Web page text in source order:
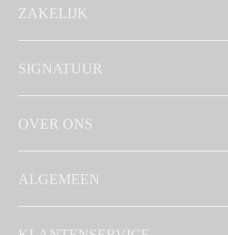
ZAKELIJK
SIGNATUUR
OVER ONS
ALGEMEEN